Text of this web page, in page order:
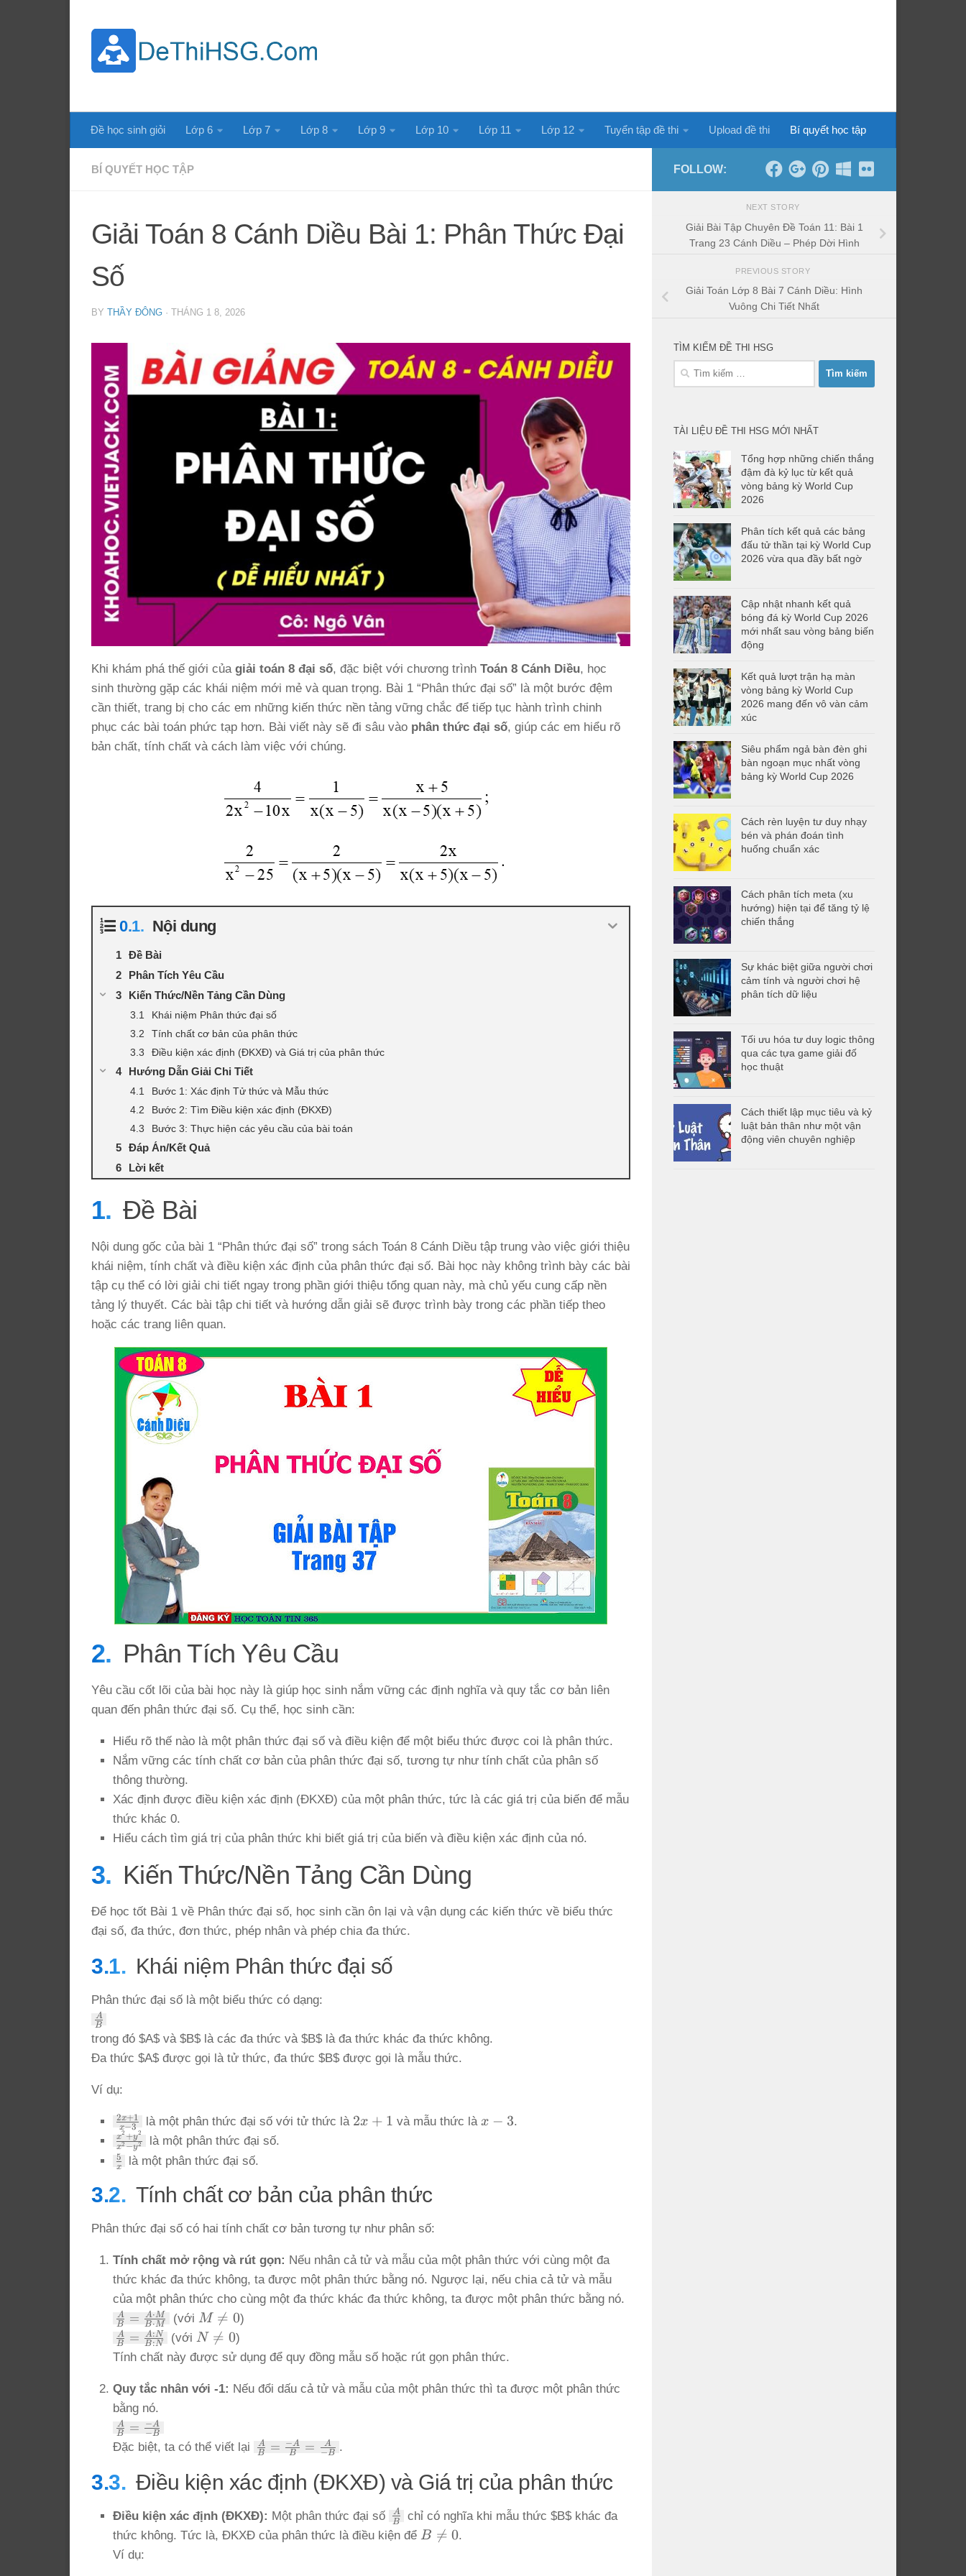
Đề học sinh giỏi Lớp 6 Lớp 7 Lớp 8 Lớp 9 Lớp 10 Lớp 11 Lớp 12 Tuyển tập đề thi Upload đề thi Bí quyết học tập
BÍ QUYẾT HỌC TẬP
Giải Toán 8 Cánh Diều Bài 1: Phân Thức Đại
Số
BY THẦY ĐÔNG · THÁNG 1 8, 2026
Khi khám phá thế giới của giải toán 8 đại số, đặc biệt với chương trình Toán 8 Cánh Diều, học
sinh thường gặp các khái niệm mới mẻ và quan trọng. Bài 1 “Phân thức đại số” là một bước đệm
cần thiết, trang bị cho các em những kiến thức nền tảng vững chắc để tiếp tục hành trình chinh
phục các bài toán phức tạp hơn. Bài viết này sẽ đi sâu vào phân thức đại số, giúp các em hiểu rõ
bản chất, tính chất và cách làm việc với chúng.
Nội dung
Đề Bài
Phân Tích Yêu Cầu
Kiến Thức/Nền Tảng Cần Dùng
Khái niệm Phân thức đại số
Tính chất cơ bản của phân thức
Điều kiện xác định (ĐKXĐ) và Giá trị của phân thức
Hướng Dẫn Giải Chi Tiết
Bước 1: Xác định Tử thức và Mẫu thức
Bước 2: Tìm Điều kiện xác định (ĐKXĐ)
Bước 3: Thực hiện các yêu cầu của bài toán
Đáp Án/Kết Quả
Lời kết
Đề Bài
Nội dung gốc của bài 1 “Phân thức đại số” trong sách Toán 8 Cánh Diều tập trung vào việc giới thiệu
khái niệm, tính chất và điều kiện xác định của phân thức đại số. Bài học này không trình bày các bài
tập cụ thể có lời giải chi tiết ngay trong phần giới thiệu tổng quan này, mà chủ yếu cung cấp nền
tảng lý thuyết. Các bài tập chi tiết và hướng dẫn giải sẽ được trình bày trong các phần tiếp theo
hoặc các trang liên quan.
Phân Tích Yêu Cầu
Yêu cầu cốt lõi của bài học này là giúp học sinh nắm vững các định nghĩa và quy tắc cơ bản liên
quan đến phân thức đại số. Cụ thể, học sinh cần:
Hiểu rõ thế nào là một phân thức đại số và điều kiện để một biểu thức được coi là phân thức.
Nắm vững các tính chất cơ bản của phân thức đại số, tương tự như tính chất của phân số
thông thường.
Xác định được điều kiện xác định (ĐKXĐ) của một phân thức, tức là các giá trị của biến để mẫu
thức khác 0.
Hiểu cách tìm giá trị của phân thức khi biết giá trị của biến và điều kiện xác định của nó.
Kiến Thức/Nền Tảng Cần Dùng
Để học tốt Bài 1 về Phân thức đại số, học sinh cần ôn lại và vận dụng các kiến thức về biểu thức
đại số, đa thức, đơn thức, phép nhân và phép chia đa thức.
Khái niệm Phân thức đại số
Phân thức đại số là một biểu thức có dạng:
\frac{A}
{B}
B
A
trong đó $A$ và $B$ là các đa thức và $B$ là đa thức khác đa thức không.
Đa thức $A$ được gọi là tử thức, đa thức $B$ được gọi là mẫu thức.
Ví dụ:
\frac{2x+1}
{x-3}
x−3
2x+1 là một phân thức đại số với tử thức là 2x+1
2x + 1 và mẫu thức làx-
x − 3.
\frac{x^2+y^2}
{x^2-y^2}
x2−y2
x2 +y2
là một phân thức đại số.
\frac{5}
{x}
x
5 là một phân thức đại số.
Tính chất cơ bản của phân thức
Phân thức đại số có hai tính chất cơ bản tương tự như phân số:
Tính chất mở rộng và rút gọn: Nếu nhân cả tử và mẫu của một phân thức với cùng một đa
thức khác đa thức không, ta được một phân thức bằng nó. Ngược lại, nếu chia cả tử và mẫu
của một phân thức cho cùng một đa thức khác đa thức không, ta được một phân thức bằng nó.
\frac{A}
{B} =
\frac{A
\cdot
\cdot
M}
B
A = B⋅M
A⋅M (với M
\ne
0
M 
= 0)
\frac{A}
{B} =
\frac{A
: N}{B :
N}
B
A = B:N
A:N (với N
\ne
N 
= 0)
Tính chất này được sử dụng để quy đồng mẫu số hoặc rút gọn phân thức.
Quy tắc nhân với -1: Nếu đổi dấu cả tử và mẫu của một phân thức thì ta được một phân thức
bằng nó.
\frac{A}
{B} =
\frac{-
A}{-B}
B
A = −B
−A
Đặc biệt, ta có thể viết lại \frac{A}
{B} =
\frac{-
A}{B}
\frac{A}
{-B}
B
A = B
−A = −B
A .
Điều kiện xác định (ĐKXĐ) và Giá trị của phân thức
Điều kiện xác định (ĐKXĐ): Một phân thức đại số \frac{A}
{B}
B
A
chỉ có nghĩa khi mẫu thức $B$ khác đa
thức không. Tức là, ĐKXĐ của phân thức là điều kiện để B
B 
= 0.
Ví dụ:
FOLLOW:
NEXT STORY
Giải Bài Tập Chuyên Đề Toán 11: Bài 1
Trang 23 Cánh Diều – Phép Dời Hình
PREVIOUS STORY
Giải Toán Lớp 8 Bài 7 Cánh Diều: Hình
Vuông Chi Tiết Nhất
TÌM KIẾM ĐỀ THI HSG
Tìm
TÀI LIỆU ĐỀ THI HSG MỚI NHẤT
Tổng hợp những chiến thắng
đậm đà kỷ lục từ kết quả
vòng bảng kỳ World Cup
2026
Phân tích kết quả các bảng
đấu tử thần tại kỳ World Cup
2026 vừa qua đầy bất ngờ
Cập nhật nhanh kết quả
bóng đá kỳ World Cup 2026
mới nhất sau vòng bảng biến
động
Kết quả lượt trận hạ màn
vòng bảng kỳ World Cup
2026 mang đến vô vàn cảm
xúc
Siêu phẩm ngả bàn đèn ghi
bàn ngoạn mục nhất vòng
bảng kỳ World Cup 2026
Cách rèn luyện tư duy nhạy
bén và phán đoán tình
huống chuẩn xác
Cách phân tích meta (xu
hướng) hiện tại để tăng tỷ lệ
chiến thắng
Sự khác biệt giữa người chơi
cảm tính và người chơi hệ
phân tích dữ liệu
Tối ưu hóa tư duy logic thông
qua các tựa game giải đố
học thuật
Cách thiết lập mục tiêu và kỷ
luật bản thân như một vận
động viên chuyên nghiệp